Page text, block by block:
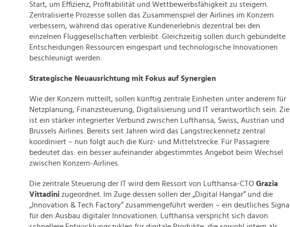
Start, um Effizienz, Profitabilität und Wettbewerbsfähigkeit zu steigern.
Zentralisierte Prozesse sollen das Zusammenspiel der Airlines im Konzern
verbessern, während das operative Kundenerlebnis dezentral bei den
einzelnen Fluggesellschaften verbleibt. Gleichzeitig sollen durch gebündelte
Entscheidungen Ressourcen eingespart und technologische Innovationen
beschleunigt werden.
Strategische Neuausrichtung mit Fokus auf Synergien
Wie der Konzern mitteilt, sollen künftig zentrale Einheiten unter anderem für
Netzplanung, Finanzsteuerung, Digitalisierung und IT verantwortlich sein. Ziel
ist ein stärker integrierter Verbund zwischen Lufthansa, Swiss, Austrian und
Brussels Airlines. Bereits seit Jahren wird das Langstreckennetz zentral
koordiniert – nun folgt auch die Kurz- und Mittelstrecke. Für Passagiere
bedeutet das: ein besser aufeinander abgestimmtes Angebot beim Wechsel
zwischen Konzern-Airlines.
Die zentrale Steuerung der IT wird dem Ressort von Lufthansa-CTO Grazia
Vittadini zugeordnet. Im Zuge dessen sollen der „Digital Hangar“ und die
„Innovation & Tech Factory“ zusammengeführt werden – ein deutliches Signal
für den Ausbau digitaler Innovationen. Lufthansa verspricht sich davon